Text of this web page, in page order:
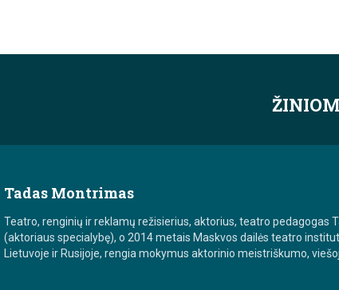
Tadas Montrimas
Teatro, renginių ir reklamų režisierius, aktorius, teatro
(aktoriaus specialybę), o 2014 metais Maskvos dailės teatro
Lietuvoje ir Rusijoje, rengia mokymus aktorinio meistriškumo,